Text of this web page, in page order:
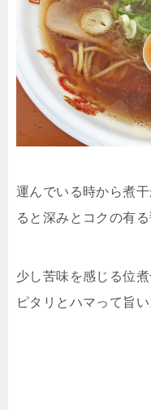
運んでいる時から煮
ると深みとコクの有
少し苦味を感じる位
ピタリとハマって旨い